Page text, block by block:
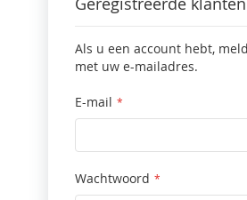
Als u een account hebt,
met uw e-mailadres.
E-mail
Wachtwoord